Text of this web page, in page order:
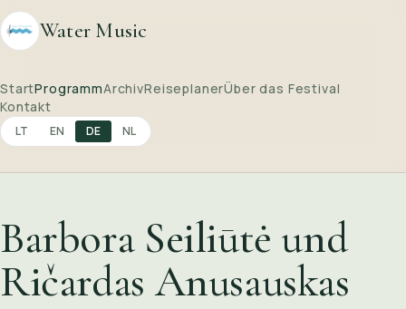
Water Music
StartProgrammArchivReiseplanerÜber das Festival
Kontakt
LT EN DE NL
Barbora Seiliūtė und
Ričardas Anusauskas